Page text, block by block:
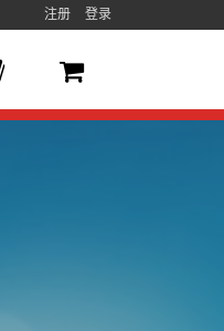
注册 登录